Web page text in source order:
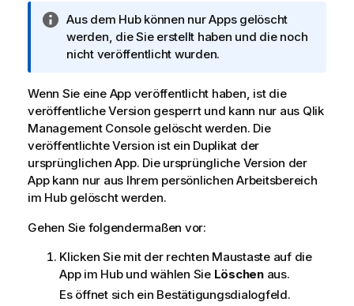
I
n
f
r
m
a
t
i
o
n
h
n
w
e
Aus dem Hub können nur Apps gelöscht
werden, die Sie erstellt haben und die noch
nicht veröffentlicht wurden.
Wenn Sie eine App veröffentlicht haben, ist die
veröffentliche Version gesperrt und kann nur aus Qlik
Management Consolegelöscht werden. Die
veröffentlichte Version ist ein Duplikat der
ursprünglichen App. Die ursprüngliche Version der
App kann nur aus Ihrem persönlichen Arbeitsbereich
im Hub gelöscht werden.
Gehen Sie folgendermaßen vor:
Klicken Sie mit der rechten Maustaste auf die
App im Hub und wählen Sie Löschenaus.
Es öffnet sich ein Bestätigungsdialogfeld.